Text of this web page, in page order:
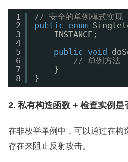
1
2
3
4
5
6
7
8
// 安全的单例模式实现
public
enum
INSTANCE;
public
void
// 单例方法
}
}
2. 私有构造函数 + 检查实例是
在非枚举单例中，可以通过在构
存在来阻止反射攻击。